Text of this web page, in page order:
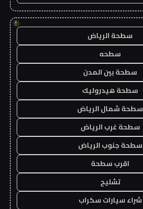
!
سطحة الرياض
سطحه
سطحة بين المدن
سطحة هيدروليك
سطحة شمال الرياض
سطحة غرب الرياض
سطحة جنوب الرياض
اقرب سطحة
تشليح
شراء سيارات سكراب